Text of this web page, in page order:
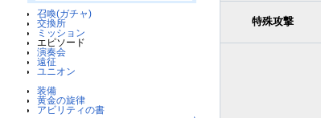
召喚(ガチャ)
交換所
ミッション
エピソード
演奏会
遠征
ユニオン
装備
黄金の旋律
アビリティの書
特殊攻撃